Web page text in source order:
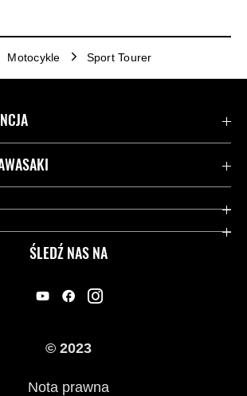
Motocykle Sport Tourer
ŚLEDŹ NAS NA
© 2023
Nota prawna